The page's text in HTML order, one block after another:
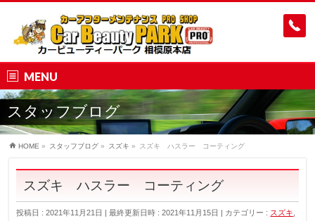
MENU
スタッフブログ
HOME » スタッフブログ » スズキ » スズキ ハスラー コーティング
スズキ ハスラー コーティング
投稿日 : 2021年11月21日 最終更新日時 : 2021年11月15日 カテゴリー : スズキ